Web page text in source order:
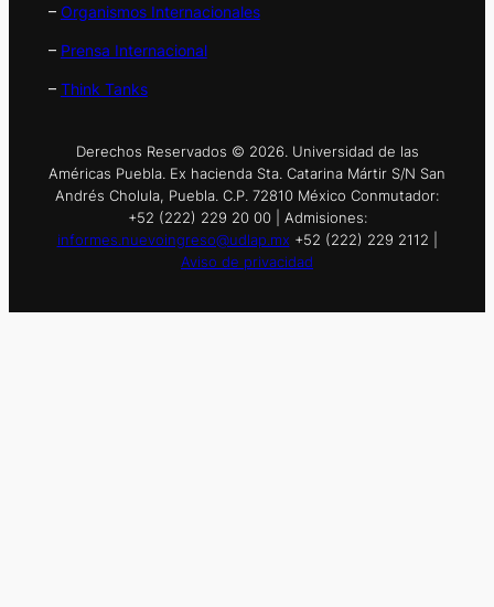
– Organismos Internacionales
– Prensa Internacional
– Think Tanks
Derechos Reservados © 2026. Universidad de las
Américas Puebla. Ex hacienda Sta. Catarina Mártir S/N San
Andrés Cholula, Puebla. C.P. 72810 México Conmutador:
+52 (222) 229 20 00 | Admisiones:
informes.nuevoingreso@udlap.mx +52 (222) 229 2112 |
Aviso de privacidad